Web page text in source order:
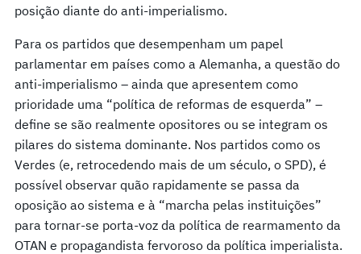
posição diante do anti-imperialismo.
Para os partidos que desempenham um papel
parlamentar em países como a Alemanha, a questão do
anti-imperialismo – ainda que apresentem como
prioridade uma “política de reformas de esquerda” –
define se são realmente opositores ou se integram os
pilares do sistema dominante. Nos partidos como os
Verdes (e, retrocedendo mais de um século, o SPD), é
possível observar quão rapidamente se passa da
oposição ao sistema e à “marcha pelas instituições”
para tornar-se porta-voz da política de rearmamento da
OTAN e propagandista fervoroso da política imperialista.